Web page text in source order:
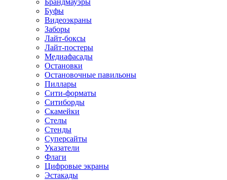
Брандмауэры
Буфы
Видеоэкраны
Заборы
Лайт-боксы
Лайт-постеры
Медиафасады
Остановки
Остановочные павильоны
Пиллары
Сити-форматы
Ситиборды
Скамейки
Стелы
Стенды
Суперсайты
Указатели
Флаги
Цифровые экраны
Эстакады